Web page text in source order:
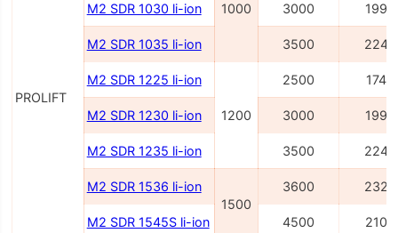
PROLIFT
1000
M2 SDR 1030 li-ion 3000 1995
M2 SDR 1035 li-ion 3500 2245
M2 SDR 1225 li-ion
1200
2500 1745
M2 SDR 1230 li-ion 3000 1995
M2 SDR 1235 li-ion 3500 2245
M2 SDR 1536 li-ion
1500
3600 2327
M2 SDR 1545S li-ion 4500 2100